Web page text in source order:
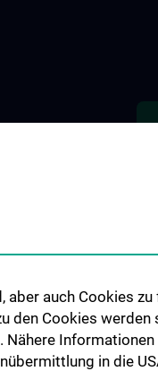
in Filmen“
POTS
S2H - Amber
INFUSE
auch Cookies
den Cookies werden
in die